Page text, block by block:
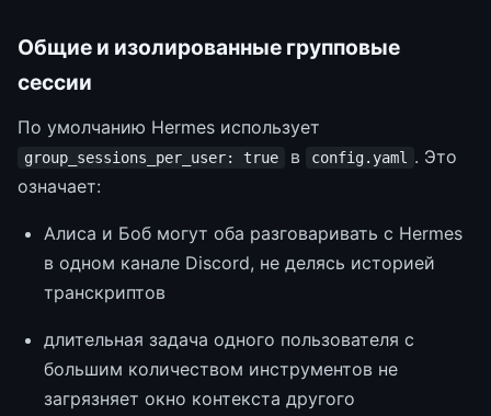
Общие и изолированные групповые
сессии
По умолчанию Hermes использует
group_sessions_per_user: true в config.yaml
. Это
означает:
Алиса и Боб могут оба разговаривать с Hermes
в одном канале Discord, не делясь историей
транскриптов
длительная задача одного пользователя с
большим количеством инструментов не
загрязняет окно контекста другого